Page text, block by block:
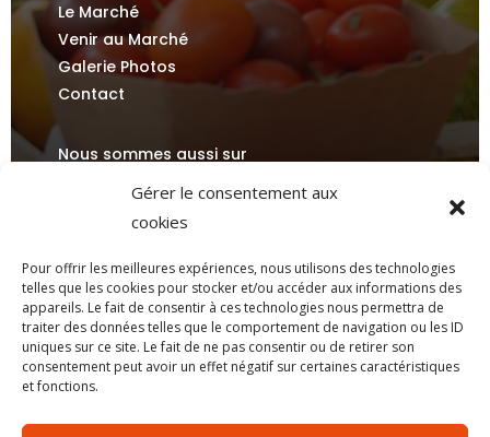
Gérer le consentement aux
cookies
Pour offrir les meilleures expériences, nous utilisons des technologies
telles que les cookies pour stocker et/ou accéder aux informations des
appareils. Le fait de consentir à ces technologies nous permettra de
traiter des données telles que le comportement de navigation ou les ID
uniques sur ce site. Le fait de ne pas consentir ou de retirer son
consentement peut avoir un effet négatif sur certaines caractéristiques
et fonctions.
Le Marché
Venir au Marché
Galerie Photos
Contact
Nous sommes aussi sur
Mentions légales| Création par Mobytic